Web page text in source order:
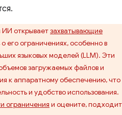
ИИ открываетзахватывающие
его ограничениях, особенно в
языковых моделей (LLM). Эти
загружаемых файлов и
к аппаратному обеспечению, что
и удобство использования.
ограничения и оцените, подходит